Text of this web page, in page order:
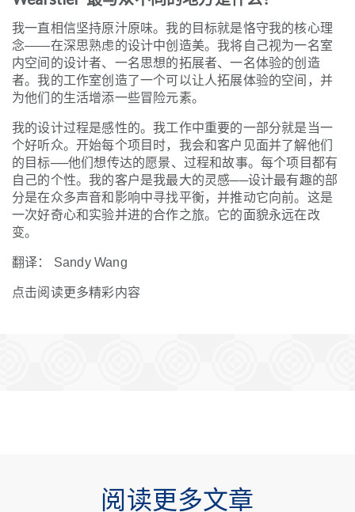
我一直相信坚持原汁原味。我的目标就是恪守我的核心理
念——在深思熟虑的设计中创造美。我将自己视为一名室
内空间的设计者、一名思想的拓展者、一名体验的创造
者。我的工作室创造了一个可以让人拓展体验的空间，并
为他们的生活增添一些冒险元素。
我的设计过程是感性的。我工作中重要的一部分就是当一
个好听众。开始每个项目时，我会和客户见面并了解他们
的目标──他们想传达的愿景、过程和故事。每个项目都有
自己的个性。我的客户是我最大的灵感──设计最有趣的部
分是在众多声音和影响中寻找平衡，并推动它向前。这是
一次好奇心和实验并进的合作之旅。它的面貌永远在改
变。
翻译： Sandy Wang
点击阅读更多精彩内容
阅读更多文章